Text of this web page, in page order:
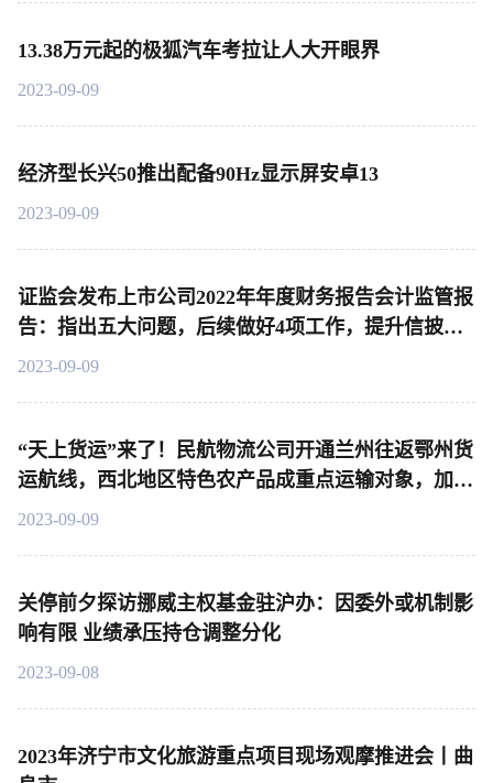
13.38万元起的极狐汽车考拉让人大开眼界
2023-09-09
经济型长兴50推出配备90Hz显示屏安卓13
2023-09-09
证监会发布上市公司2022年年度财务报告会计监管报
告：指出五大问题，后续做好4项工作，提升信披质
量
2023-09-09
“天上货运”来了！民航物流公司开通兰州往返鄂州货
运航线，西北地区特色农产品成重点运输对象，加速
布局西北物流市场！|产业链情报站
2023-09-09
关停前夕探访挪威主权基金驻沪办：因委外或机制影
响有限 业绩承压持仓调整分化
2023-09-08
2023年济宁市文化旅游重点项目现场观摩推进会丨曲